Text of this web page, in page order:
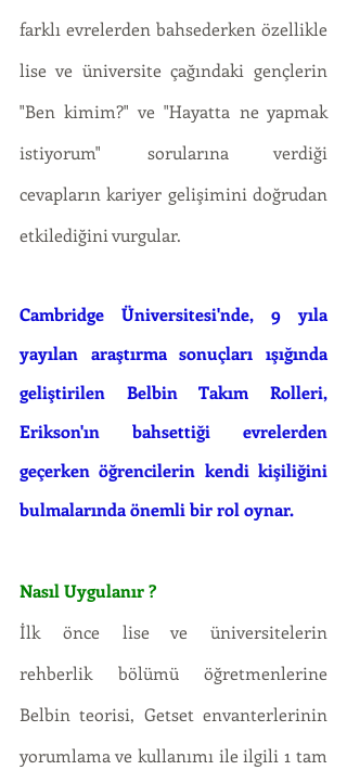
farklı evrelerden bahsederken özellikle
lise ve üniversite çağındaki gençlerin
"Ben kimim?" ve "Hayatta ne yapmak
istiyorum" sorularına verdiği
cevapların kariyer gelişimini doğrudan
etkilediğini vurgular.
Cambridge Üniversitesi'nde, 9 yıla
yayılan araştırma sonuçları ışığında
geliştirilen Belbin Takım Rolleri,
Erikson'ın bahsettiği evrelerden
geçerken öğrencilerin kendi kişiliğini
bulmalarında önemli bir rol oynar.
Nasıl Uygulanır ?
İlk önce lise ve üniversitelerin
rehberlik bölümü öğretmenlerine
Belbin teorisi, Getset envanterlerinin
yorumlama ve kullanımı ile ilgili 1 tam